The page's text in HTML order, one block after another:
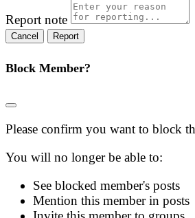
Report note
Report
Block Member?
Please confirm you want to block
You will no longer be able to:
See blocked member's posts
Mention this member in posts